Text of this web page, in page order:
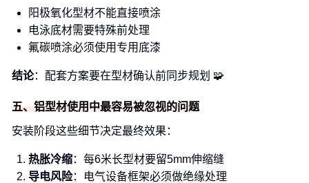
阳极氧化型材不能直接喷涂
电泳底材需要特殊前处理
氟碳喷涂必须使用专用底漆
结论：配套方案要在型材确认前同步规划 🧩
五、铝型材使用中最容易被忽视的问题
安装阶段这些细节决定最终效果：
热胀冷缩：每6米长型材要留5mm伸缩缝
导电风险：电气设备框架必须做绝缘处理